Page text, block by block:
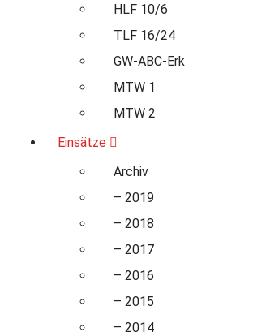
HLF 10/6
TLF 16/24
GW-ABC-Erk
MTW 1
MTW 2
Einsätze
Archiv
– 2019
– 2018
– 2017
– 2016
– 2015
– 2014